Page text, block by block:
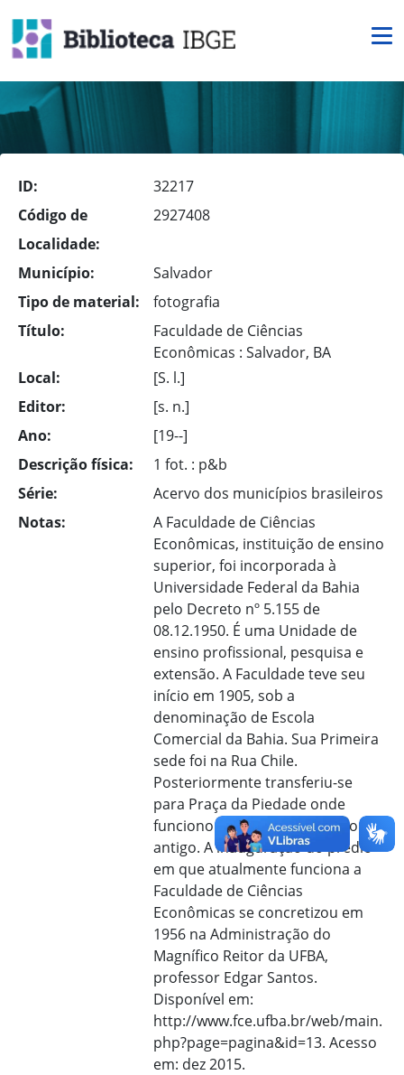
ID:
32217
Código de
Localidade:
2927408
Município:
Salvador
Tipo de material:
fotografia
Título:
Faculdade de Ciências
Econômicas : Salvador, BA
Local:
[S. l.]
Editor:
[s. n.]
Ano:
[19--]
Descrição física:
1 fot. : p&b
Série:
Acervo dos municípios brasileiros
Notas:
A Faculdade de Ciências
Econômicas, instituição de ensino
superior, foi incorporada à
Universidade Federal da Bahia
pelo Decreto nº 5.155 de
08.12.1950. É uma Unidade de
ensino profissional, pesquisa e
extensão. A Faculdade teve seu
início em 1905, sob a
denominação de Escola
Comercial da Bahia. Sua Primeira
sede foi na Rua Chile.
Posteriormente transferiu-se
para Praça da Piedade onde
funcionou até 1953, no prédio
antigo. A inauguração do prédio
em que atualmente funciona a
Faculdade de Ciências
Econômicas se concretizou em
1956 na Administração do
Magnífico Reitor da UFBA,
professor Edgar Santos.
Disponível em:
http://www.fce.ufba.br/web/main.
php?page=pagina&id=13. Acesso
em: dez 2015.